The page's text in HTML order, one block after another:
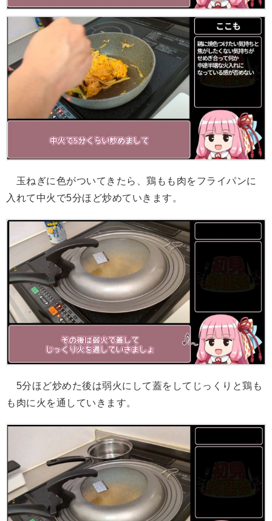
玉ねぎに色がついてきたら、鶏もも肉をフライパンに
入れて中火で5分ほど炒めていきます。
5分ほど炒めた後は弱火にして蓋をしてじっくりと鶏も
も肉に火を通していきます。